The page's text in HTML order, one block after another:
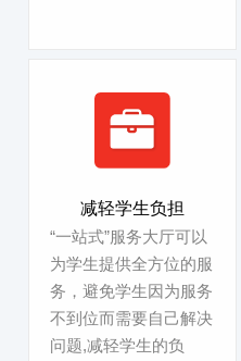
减轻学生负担
“一站式”服务大厅可以
为学生提供全方位的服
务，避免学生因为服务
不到位而需要自己解决
问题,减轻学生的负